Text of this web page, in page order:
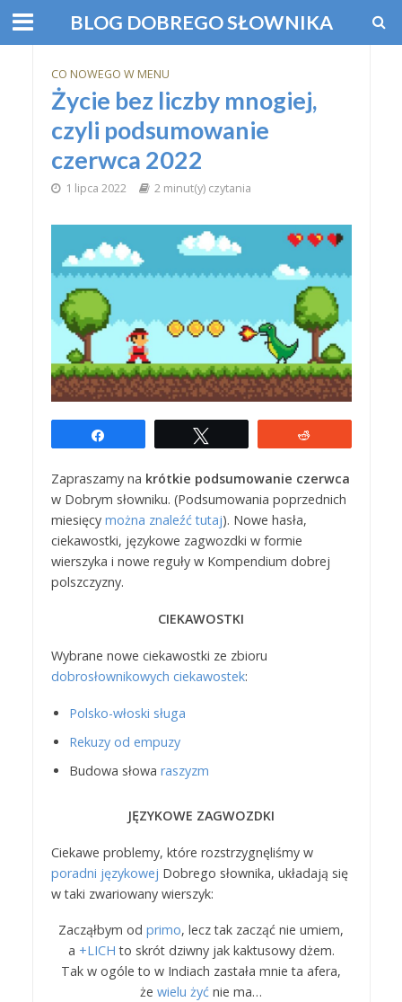
BLOG DOBREGO SŁOWNIKA
CO NOWEGO W MENU
Życie bez liczby mnogiej,
czyli podsumowanie
czerwca 2022
1 lipca 2022 2 minut(y) czytania
Zapraszamy na krótkie podsumowanie czerwca
w Dobrym słowniku. (Podsumowania poprzednich
miesięcy można znaleźć tutaj). Nowe hasła,
ciekawostki, językowe zagwozdki w formie
wierszyka i nowe reguły w Kompendium dobrej
polszczyzny.
CIEKAWOSTKI
Wybrane nowe ciekawostki ze zbioru
dobrosłownikowych ciekawostek:
Polsko-włoski sługa
Rekuzy od empuzy
Budowa słowa raszyzm
JĘZYKOWE ZAGWOZDKI
Ciekawe problemy, które rozstrzygnęliśmy w
poradni językowej Dobrego słownika, układają się
w taki zwariowany wierszyk:
Zacząłbym od primo, lecz tak zacząć nie umiem,
a +LICH to skrót dziwny jak kaktusowy dżem.
Tak w ogóle to w Indiach zastała mnie ta afera,
że wielu żyć nie ma…